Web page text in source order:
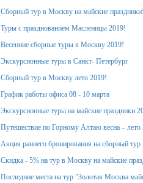
Сборный тур в Москву на майские праздники!
Туры с празднованием Масленицы 2019!
Весенние сборные туры в Москву 2019!
Экскурсионные туры в Санкт- Петербург
Сборный тур в Москву лето 2019!
График работы офиса 08 - 10 марта
Экскурсионные туры на майские праздники
Путешествие по Горному Алтаю весна – лето
Акция раннего бронирования на сборный
Скидка - 5% на тур в Москву на майские
Последние места на тур "Золотая Москва